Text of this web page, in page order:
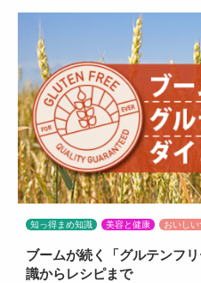
知っ得まめ知識 美容と健康 おいしい
ブームが続く「グルテンフ
識からレシピまで